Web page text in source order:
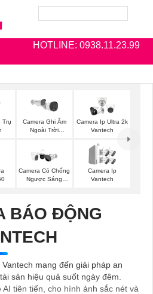
HOTLINE: 0938.11.23.99
Trụ
Camera Ghi Âm
Ngoài Trời
Camera Ip Ultra 2k
Vantech
Camera Có Chống
Ngược Sáng
Camera Ip
Vantech
BÁO ĐỘNG
mang đến giải pháp an
sản hiệu quả suốt ngày đêm.
tiên tiến, cho hình ảnh sắc nét và